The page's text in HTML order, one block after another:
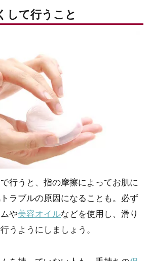
して行うこと
行うと、指の摩擦によってお肌に
ラブルの原因になることも。必ず
や美容オイルなどを使用し、滑り
うようにしましょう。